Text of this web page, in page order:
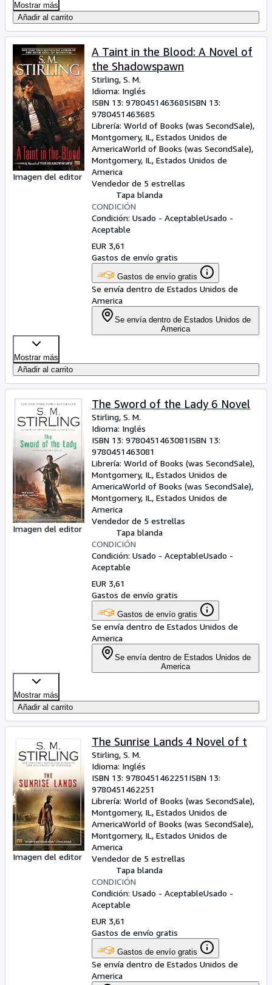
Mostrar más
Añadir al carrito
Imagen del editor
A Taint in the Blood: A Novel of
the Shadowspawn
Stirling, S. M.
Idioma: Inglés
ISBN 13: 9780451463685ISBN 13:
9780451463685
Librería: World of Books (was SecondSale),
Montgomery, IL, Estados Unidos de
AmericaWorld of Books (was SecondSale),
Montgomery, IL, Estados Unidos de
America
Vendedor de 5 estrellas
Tapa blanda
CONDICIÓN
Condición: Usado - AceptableUsado -
Aceptable
EUR 3,61
Gastos de envío gratis
Gastos de envío gratis
Se envía dentro de Estados Unidos de
America
Se envía dentro de Estados Unidos de
America
Mostrar más
Añadir al carrito
Imagen del editor
The Sword of the Lady 6 Novel
Stirling, S. M.
Idioma: Inglés
ISBN 13: 9780451463081ISBN 13:
9780451463081
Librería: World of Books (was SecondSale),
Montgomery, IL, Estados Unidos de
AmericaWorld of Books (was SecondSale),
Montgomery, IL, Estados Unidos de
America
Vendedor de 5 estrellas
Tapa blanda
CONDICIÓN
Condición: Usado - AceptableUsado -
Aceptable
EUR 3,61
Gastos de envío gratis
Gastos de envío gratis
Se envía dentro de Estados Unidos de
America
Se envía dentro de Estados Unidos de
America
Mostrar más
Añadir al carrito
Imagen del editor
The Sunrise Lands 4 Novel of t
Stirling, S. M.
Idioma: Inglés
ISBN 13: 9780451462251ISBN 13:
9780451462251
Librería: World of Books (was SecondSale),
Montgomery, IL, Estados Unidos de
AmericaWorld of Books (was SecondSale),
Montgomery, IL, Estados Unidos de
America
Vendedor de 5 estrellas
Tapa blanda
CONDICIÓN
Condición: Usado - AceptableUsado -
Aceptable
EUR 3,61
Gastos de envío gratis
Gastos de envío gratis
Se envía dentro de Estados Unidos de
America